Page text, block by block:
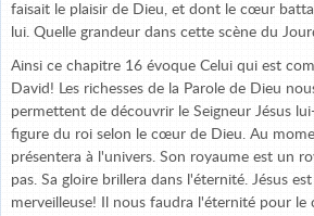
faisait le plaisir de Dieu, et dont le cœur
lui. Quelle grandeur dans cette scène du
Ainsi ce chapitre 16 évoque Celui qui est
David! Les richesses de la Parole de Dieu
permettent de découvrir le Seigneur Jésus
figure du roi selon le cœur de Dieu. Au
présentera à l'univers. Son royaume est un
pas. Sa gloire brillera dans l'éternité. Jésus
merveilleuse! Il nous faudra l'éternité pour le